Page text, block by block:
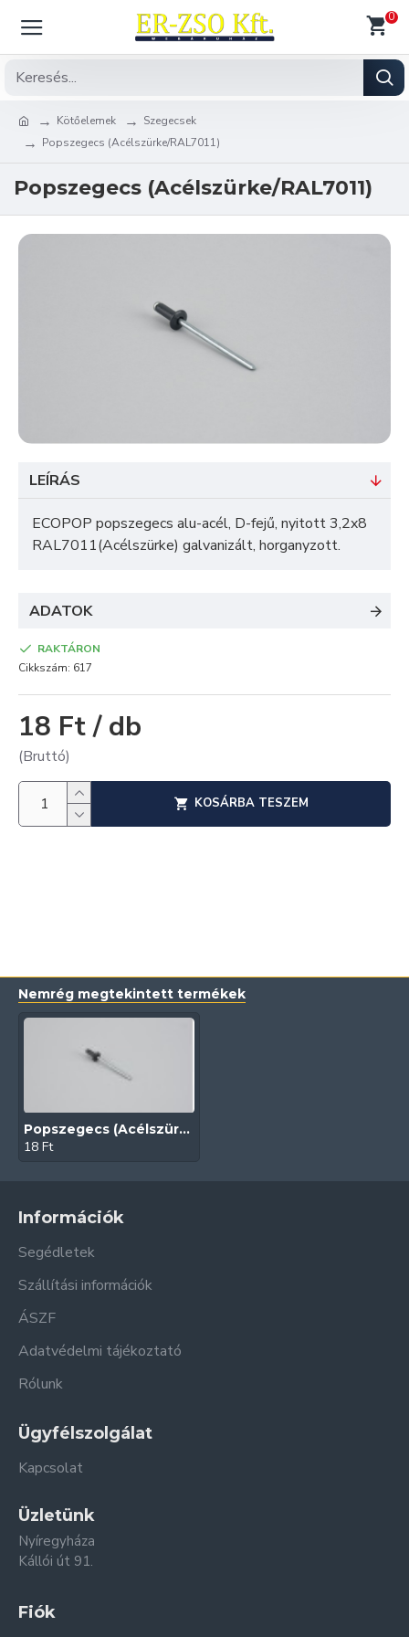
0
Kötőelemek
Szegecsek
Popszegecs (Acélszürke/RAL7011)
Popszegecs (Acélszürke/RAL7011)
LEÍRÁS
ECOPOP popszegecs alu-acél, D-fejű, nyitott 3,2x8
RAL7011(Acélszürke) galvanizált, horganyzott.
ADATOK
18 Ft / db
(Bruttó)
RAKTÁRON
Cikkszám: 617
KOSÁRBA TESZEM
Nemrég megtekintett termékek
Popszegecs (Acélszürke/RAL7011)
18 Ft
Információk
Segédletek
Szállítási információk
ÁSZF
Adatvédelmi tájékoztató
Rólunk
Ügyfélszolgálat
Kapcsolat
Üzletünk
Nyíregyháza
Kállói út 91.
Fiók